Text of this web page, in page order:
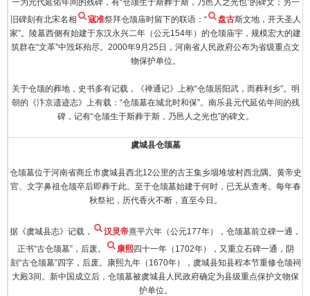
一为元代延佑年间的残碑，有“仓颉生于斯葬于斯，乃邑人之光也”的碑文；另一
旧碑刻有北宋名相
寇准祭拜仓颉庙时留下的联语：“ 盘古斯文地，开天圣人
家”。陵墓西侧有始建于东汉永兴二年（公元154年）的仓颉庙宇，规模宏大的建
筑群在“文革”中毁坏殆尽。2000年9月25日，河南省人民政府公布为省级重点文
物保护单位。
关于仓颉的葬地，史书多有记载，《禅通记》上称“仓颉居阳武，而葬利乡”。明
朝的《汴京遗迹志》上有载：“仓颉墓在城北时和保”。南乐县元代延佑年间的残
碑，记有“仓颉生于斯葬于斯，乃邑人之光也”的碑文。
虞城县仓颉墓
仓颉墓位于河南省商丘市虞城县西北12公里的古王集乡堌堆坡村西北隅。黄帝史
官、文字鼻祖仓颉卒后即葬于此。至于仓颉墓始建于何时，已无从查考。每年春
秋祭祀，历代香火不断，直至今日。
据《虞城县志》记载， 汉灵帝熹平六年（公元177年），仓颉墓前立碑一通，
正书“古仓颉墓”，后废。
康熙四十一年（1702年），又重立石碑一通，阴
刻“古仓颉墓”四字，后废。康熙九年（1670年），虞城县知县程本节重修仓颉祠
大殿3间。新中国成立后，仓颉墓被虞城县人民政府确定为县级重点保护文物保
护单位。